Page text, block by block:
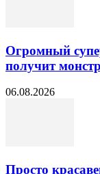
Огромный
получит
06.08.2026
Просто